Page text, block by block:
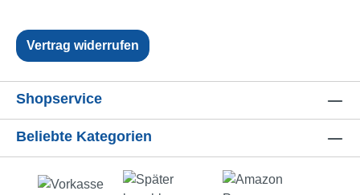
Vertrag widerrufen
Shopservice
Beliebte Kategorien